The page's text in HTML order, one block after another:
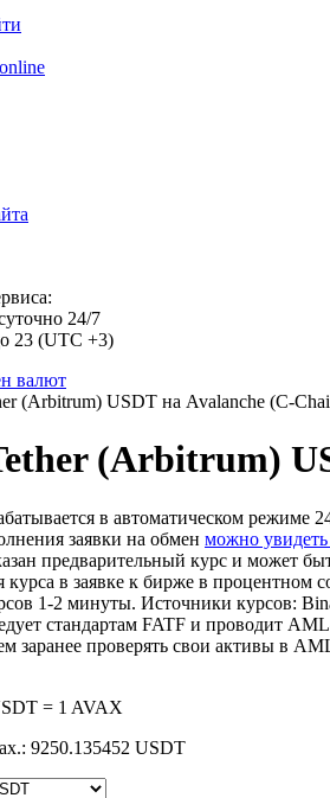
24/7
23 (UTC +3)
валют
(Arbitrum) USDT на Avalanche (C-
(Arbitrum)
в автоматическом режиме
заявки на обмен можно
предварительный курс и может
курса в заявке к бирже в процентном
1-2 минуты. Источники курсов:
стандартам FATF и проводит
заранее проверять свои активы в
= 1 AVAX
9250.135452 USDT